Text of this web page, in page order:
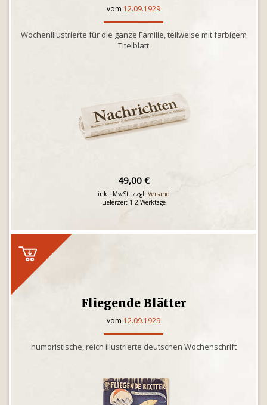
vom 12.09.1929
Wochenillustrierte für die ganze Familie, teilweise mit farbigem
Titelblatt
49,00 €
inkl. MwSt. zzgl. Versand
Lieferzeit 1-2 Werktage
Fliegende Blätter
vom 12.09.1929
humoristische, reich illustrierte deutschen Wochenschrift